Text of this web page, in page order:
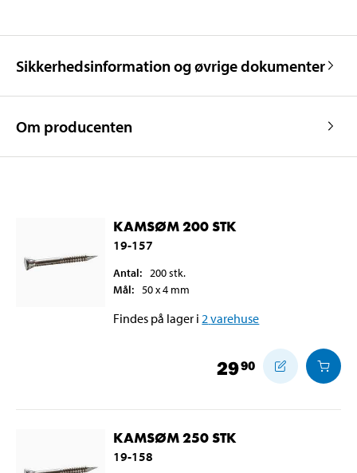
Sikkerhedsinformation og øvrige dokumenter
Om producenten
KAMSØM 200 STK
19-157
Antal: 200stk.
Mål: 50 x 4 mm
Findes på lager i 2 varehuse
2990
KAMSØM 250 STK
19-158